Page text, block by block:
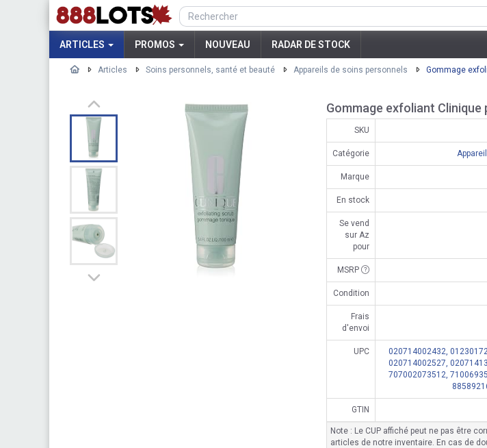
ARTICLES PROMOS NOUVEAU RADAR DE STOCK
Articles Soins personnels, santé et beauté Appareils de soins personnels Gommage
Gommage exfoliant
SKU
Catégorie
Marque
En stock
Se vend
sur Az
pour
MSRP
Condition
Frais
d'envoi
UPC 020714002432,
020714002527,
707002073512,
GTIN
Note : Le CUP affiché peut ne pas être
articles de notre inventaire. En cas de